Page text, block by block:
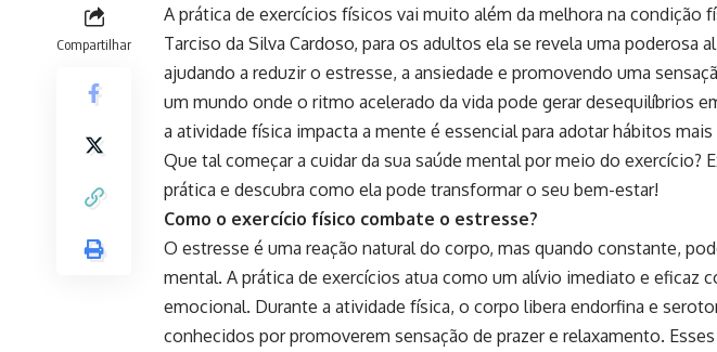
Compartilhar
A prática de exercícios físicos vai muito além da melhora na condição
Tarciso da Silva Cardoso, para os adultos ela se revela uma poderosa
ajudando a reduzir o estresse, a ansiedade e promovendo uma
um mundo onde o ritmo acelerado da vida pode gerar desequilíbrios
a atividade física impacta a mente é essencial para adotar hábitos mais
Que tal começar a cuidar da sua saúde mental por meio do exercício?
prática e descubra como ela pode transformar o seu bem-estar!
Como o exercício físico combate o estresse?
O estresse é uma reação natural do corpo, mas quando constante,
mental. A prática de exercícios atua como um alívio imediato e eficaz
emocional. Durante a atividade física, o corpo libera endorfina e
conhecidos por promoverem sensação de prazer e relaxamento.